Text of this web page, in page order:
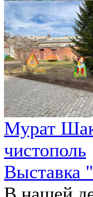
Мурат
чистополь
Выставка